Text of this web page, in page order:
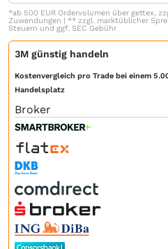
*ab 500 EUR Ordervolumen über gettex,
Zuwendungen | ** zzgl. marktüblicher
Steuern und ggf. SEC Gebühr
3M günstig handeln
Kostenvergleich pro Trade bei einem
Handelsplatz
Broker